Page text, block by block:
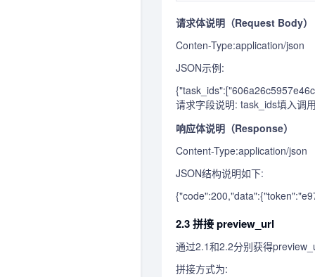
请求体说明（Request Body）
Conten-Type:application/json
JSON示例:
请求字段说明: task_ids填入调
响应体说明（Response）
Content-Type:application/json
JSON结构说明如下:
2.3 拼接 preview_url
通过2.1和2.2分别获得
拼接方式为: